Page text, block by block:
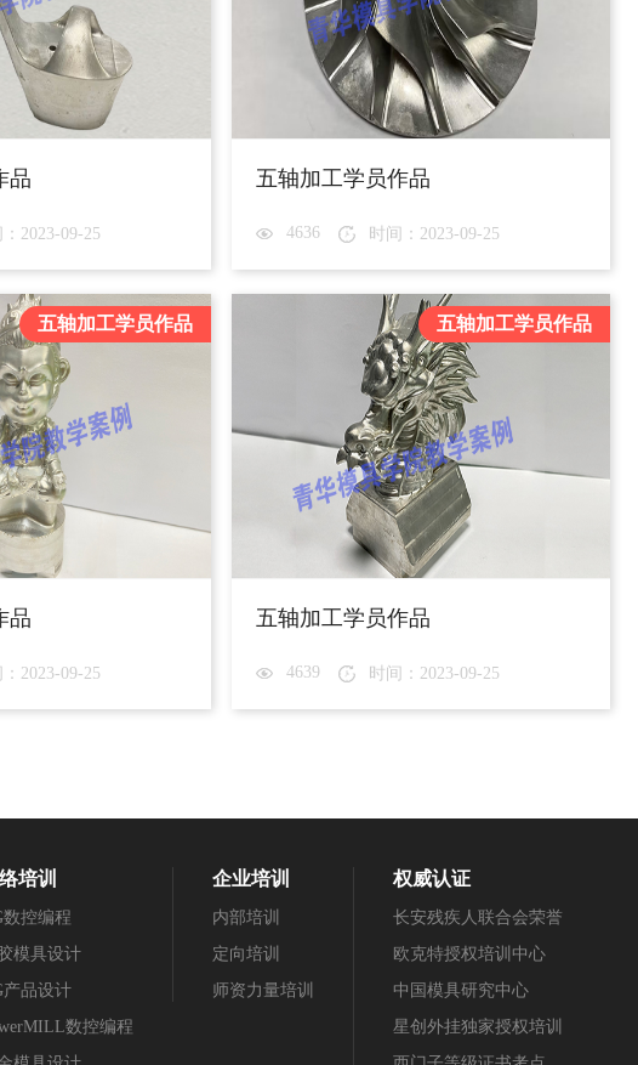
品
2023-09-25
五轴加工学员作品
4636 时间：2023-09-25
五轴加工学员作品
品
2023-09-25
五轴加工学员作品
五轴加工学员作品
4639 时间：2023-09-25
培训
数控编程
模具设计
产品设计
数控编程
企业培训
内部培训
定向培训
师资力量培训
权威认证
长安残疾人联合会荣誉
欧克特授权培训中心
中国模具研究中心
星创外挂独家授权培训